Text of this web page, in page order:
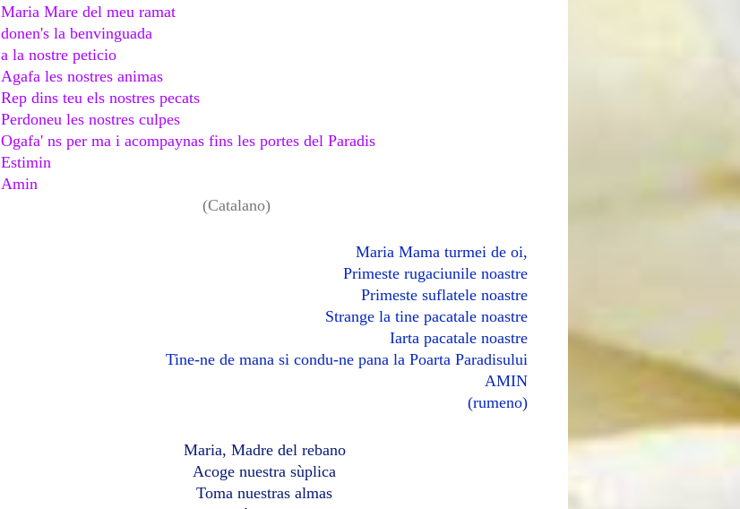
Maria Mare del meu ramat
donen's la benvinguada
a la nostre peticio
Agafa les nostres animas
Rep dins teu els nostres pecats
Perdoneu les nostres culpes
Ogafa' ns per ma i acompaynas fins les portes del Paradis
Estimin
Amin
(Catalano)
Maria Mama turmei de oi,
Primeste rugaciunile noastre
Primeste suflatele noastre
Strange la tine pacatale noastre
Iarta pacatale noastre
Tine-ne de mana si condu-ne pana la Poarta Paradisului
AMIN
(rumeno)
Maria, Madre del rebano
Acoge nuestra sùplica
Toma nuestras almas